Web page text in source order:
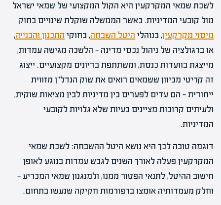
לשכת שמאי המקרקעין היא הקול המקצועי של שמאי ישראל
מול קובעי המדיניות. כאשר הממשלה שוקלת שינויים בחוק
מיסוי מקרקעין, בנוהלי היטל השבחה, בחוקי התכנון והבנייה,
או ברגולציה של ניהול נכסי מדינה — הלשכה מגישה עמדות,
מייצגת בוועדות כנסת, ומשתתפת בדיונים מקצועיים. ייצוג
זה קריטי מכיוון ששמאים רואים את שוק הנדל"ן מזווית
ייחודית — הם עדים לפערים בין מדיניות לבין מציאות שוקית,
ולעיתים קרובות מציינים בעיות שלא גלויות לקובעי
המדיניות.
דוגמה טובה לכך היא נושא היטל ההשבחה: לשכת שמאי
המקרקעין פעלה לאורך השנים לגבש עמדות בנוגע לאופן
חישוב ההיטל, לתנאי הפטור ממנו, ולמנגנון שמאי המכריע —
וחלק מעמדותיה אומצו ברפורמות חקיקה שנעשו בתחום.